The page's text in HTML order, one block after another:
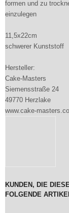
formen und zu
einzulegen
11,5x22cm
schwerer Kunststoff
Hersteller:
Cake-Masters
Siemensstraße 24
49770 Herzlake
www.cake-
KUNDEN, DIE
FOLGENDE